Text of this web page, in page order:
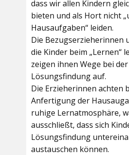
dass wir allen Kindern
bieten und als Hort nicht
Hausaufgaben“ leiden.
Die Bezugserzieherinnen
die Kinder beim „Lernen“
zeigen ihnen Wege bei der
Lösungsfindung auf.
Die Erzieherinnen achten
Anfertigung der
ruhige Lernatmosphäre,
ausschließt, dass sich
Lösungsfindung
austauschen können.